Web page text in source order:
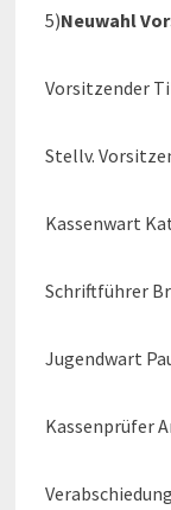
5)Neuwahl
Vorsitzender
Stellv.
Kassenwart
Schriftführer
Jugendwart
Kassenprüfer